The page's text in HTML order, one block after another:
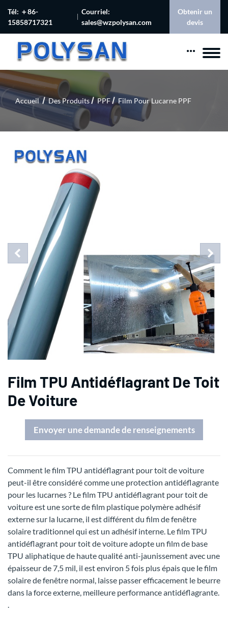
Tél: ＋86-
15858717321
Courriel:
sales@wzpolysan.com
Obtenir un
devis
Accueil Des Produits PPF Film Pour Lucarne PPF
Film TPU Antidéflagrant De Toit
De Voiture
Envoyer une demande de renseignements
Comment le film TPU antidéflagrant pour toit de voiture
peut-il être considéré comme une protection antidéflagrante
pour les lucarnes ? Le film TPU antidéflagrant pour toit de
voiture est une sorte de film plastique polymère adhésif
externe sur la lucarne, il est différent du film de fenêtre
solaire traditionnel qui est un adhésif interne. Le film TPU
antidéflagrant pour toit de voiture adopte un film de base
TPU aliphatique de haute qualité anti-jaunissement avec une
épaisseur de 7,5 mil, il est environ 5 fois plus épais que le film
solaire de fenêtre normal, laisse passer efficacement le beurre
dans la force externe, meilleure performance antidéflagrante.
.